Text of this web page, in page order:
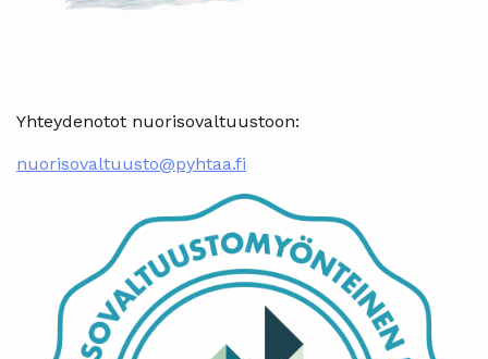
Yhteydenotot nuorisovaltuustoon:
nuorisovaltuusto@pyhtaa.fi